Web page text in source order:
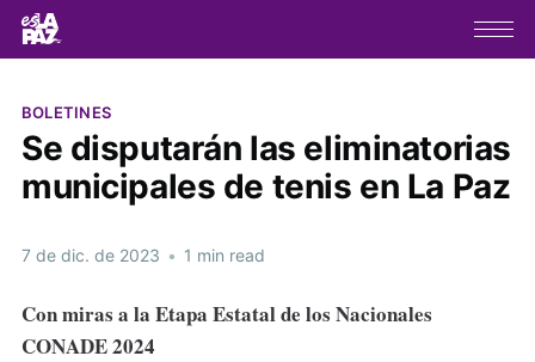
BOLETINES
Se disputarán las eliminatorias
municipales de tenis en La Paz
7 de dic. de 2023 • 1 min read
Con miras a la Etapa Estatal de los Nacionales
CONADE 2024